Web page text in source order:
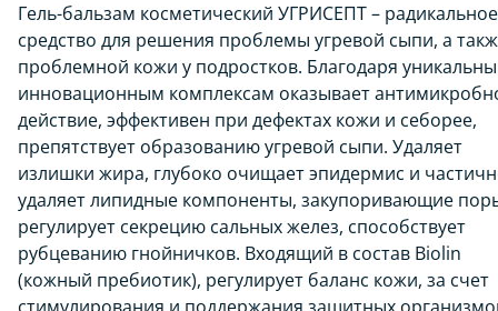
Гель-бальзам косметический УГРИСЕПТ – радикальное
средство для решения проблемы угревой сыпи, а
проблемной кожи у подростков. Благодаря
инновационным комплексам оказывает
действие, эффективен при дефектах кожи и себорее,
препятствует образованию угревой сыпи. Удаляет
излишки жира, глубоко очищает эпидермис и
удаляет липидные компоненты, закупоривающие
регулирует секрецию сальных желез, способствует
рубцеванию гнойничков. Входящий в состав Biolin
(кожный пребиотик), регулирует баланс кожи, за счет